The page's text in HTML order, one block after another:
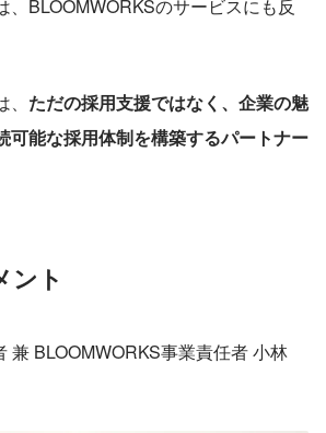
、BLOOMWORKSのサービスにも反
ただの採用支援ではなく、企業の魅
可能な採用体制を構築するパートナー
ント
兼 BLOOMWORKS事業責任者 小林